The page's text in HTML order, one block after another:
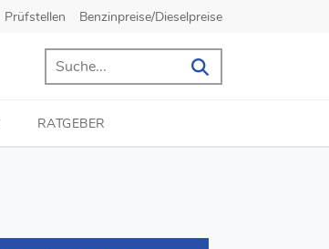
Prüfstellen Benzinpreise/Dieselpreise
RATGEBER